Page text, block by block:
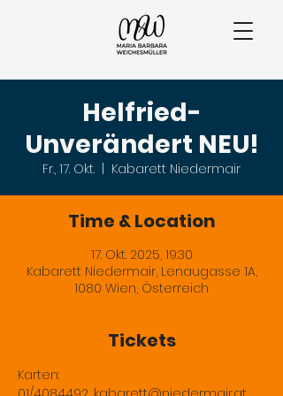
Helfried-
Unverändert NEU!
Fr., 17. Okt. Kabarett Niedermair
Time & Location
17. Okt. 2025, 19:30
Kabarett Niedermair, Lenaugasse 1A,
1080 Wien, Österreich
Tickets
Karten: